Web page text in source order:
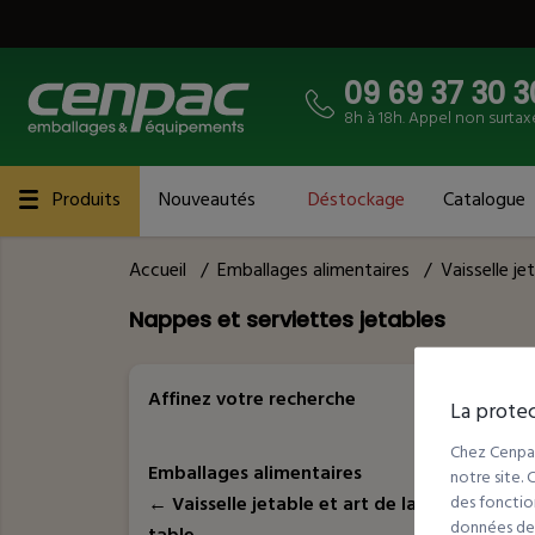
09 69 37 30
8h à 18h. Appel non
Produits Nouveautés Déstockage Catalogue
Accueil / Emballages alimentaires / Vaisselle
Nappes et serviettes jetables
Affinez votre recherche
Emballages alimentaires
← Vaisselle jetable et art de la
La
Chez
notre site.
des
données